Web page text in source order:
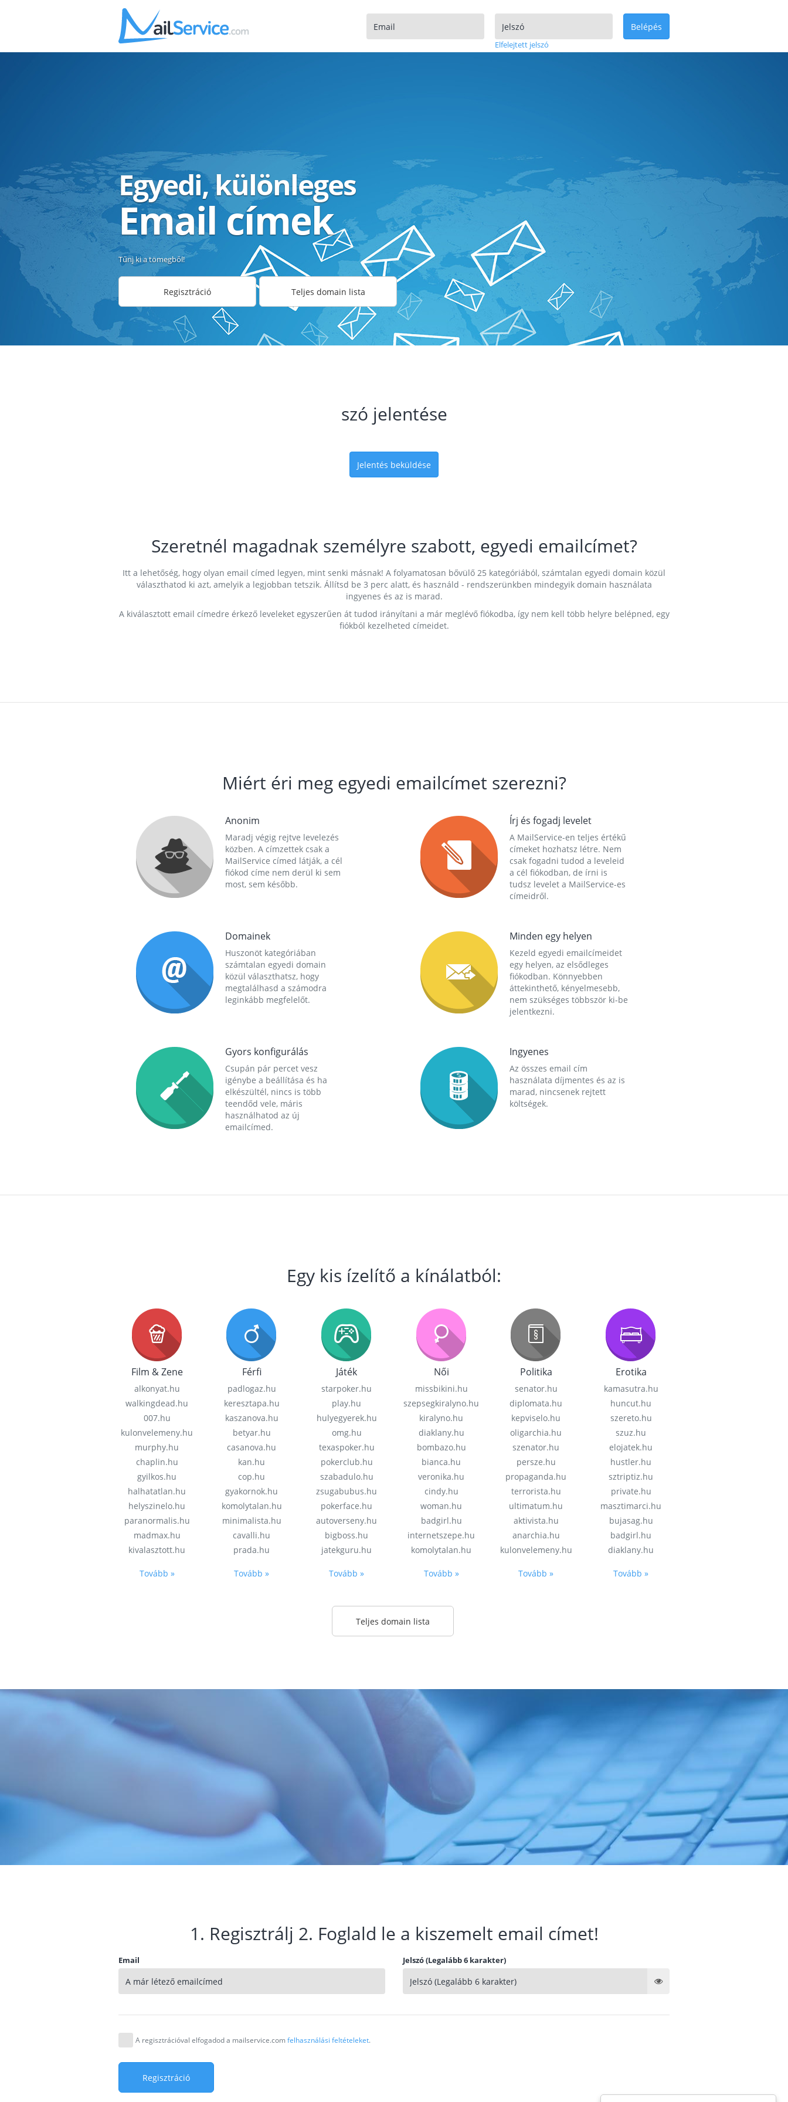
Elfelejtett jelszó
Belépés
Egyedi, különleges
Email címek
Tűnj ki a tömegből!
Regisztráció Teljes domain lista
szó jelentése
Jelentés beküldése
Szeretnél magadnak személyre szabott, egyedi emailcímet?
Itt a lehetőség, hogy olyan email címed legyen, mint senki másnak! A folyamatosan bővülő 25 kategóriából, számtalan egyedi domain közül
választhatod ki azt, amelyik a legjobban tetszik. Állítsd be 3 perc alatt, és használd - rendszerünkben mindegyik domain használata
ingyenes és az is marad.
A kiválasztott email címedre érkező leveleket egyszerűen át tudod irányítani a már meglévő fiókodba, így nem kell több helyre belépned, egy
fiókból kezelheted címeidet.
Miért éri meg egyedi emailcímet szerezni?
Anonim
Maradj végig rejtve levelezés
közben. A címzettek csak a
MailService címed látják, a cél
fiókod címe nem derül ki sem
most, sem később.
Írj és fogadj levelet
A MailService-en teljes értékű
címeket hozhatsz létre. Nem
csak fogadni tudod a leveleid
a cél fiókodban, de írni is
tudsz levelet a MailService-es
címeidről.
Domainek
Huszonöt kategóriában
számtalan egyedi domain
közül választhatsz, hogy
megtalálhasd a számodra
leginkább megfelelőt.
Minden egy helyen
Kezeld egyedi emailcímeidet
egy helyen, az elsődleges
fiókodban. Könnyebben
áttekinthető, kényelmesebb,
nem szükséges többször ki-be
jelentkezni.
Gyors konfigurálás
Csupán pár percet vesz
igénybe a beállítása és ha
elkészültél, nincs is több
teendőd vele, máris
használhatod az új
emailcímed.
Ingyenes
Az összes email cím
használata díjmentes és az is
marad, nincsenek rejtett
költségek.
Egy kis ízelítő a kínálatból:
Film & Zene
alkonyat.hu
walkingdead.hu
007.hu
kulonvelemeny.hu
murphy.hu
chaplin.hu
gyilkos.hu
halhatatlan.hu
helyszinelo.hu
paranormalis.hu
madmax.hu
kivalasztott.hu
Tovább »
Férfi
padlogaz.hu
keresztapa.hu
kaszanova.hu
betyar.hu
casanova.hu
kan.hu
cop.hu
gyakornok.hu
komolytalan.hu
minimalista.hu
cavalli.hu
prada.hu
Tovább »
Játék
starpoker.hu
play.hu
hulyegyerek.hu
omg.hu
texaspoker.hu
pokerclub.hu
szabadulo.hu
zsugabubus.hu
pokerface.hu
autoverseny.hu
bigboss.hu
jatekguru.hu
Tovább »
Női
missbikini.hu
szepsegkiralyno.hu
kiralyno.hu
diaklany.hu
bombazo.hu
bianca.hu
veronika.hu
cindy.hu
woman.hu
badgirl.hu
internetszepe.hu
komolytalan.hu
Tovább »
Politika
senator.hu
diplomata.hu
kepviselo.hu
oligarchia.hu
szenator.hu
persze.hu
propaganda.hu
terrorista.hu
ultimatum.hu
aktivista.hu
anarchia.hu
kulonvelemeny.hu
Tovább »
Erotika
kamasutra.hu
huncut.hu
szereto.hu
szuz.hu
elojatek.hu
hustler.hu
sztriptiz.hu
private.hu
masztimarci.hu
bujasag.hu
badgirl.hu
diaklany.hu
Tovább »
Teljes domain lista
1. Regisztrálj 2. Foglald le a kiszemelt email címet!
Email Jelszó (Legalább 6 karakter)
A regisztrációval elfogadod a mailservice.comfelhasználási feltételeket.
Regisztráció